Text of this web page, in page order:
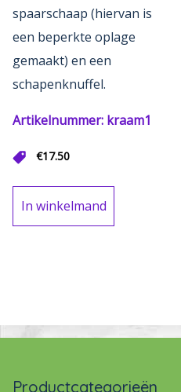
spaarschaap (hiervan is
een beperkte oplage
gemaakt) en een
schapenknuffel.
Artikelnummer: kraam1
€17.50
In winkelmand
Productcategorieën